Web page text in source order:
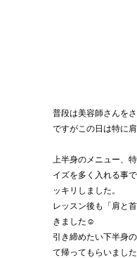
普段は美容師さんを
ですがこの日は特に
上半身のメニュー、
イズを多く入れる事
ッキリしました。
レッスン後も「肩と
きました☺️
引き締めたい下半身
て帰ってもらいまし